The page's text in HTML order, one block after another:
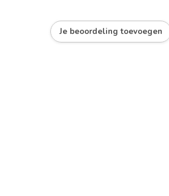
Je beoordeling toevoegen